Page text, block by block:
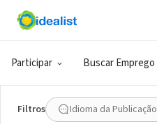
Participar Buscar Emprego
Filtros Idioma da Publicação
ONG (SETOR SOCIAL)
Publicado há 3 meses